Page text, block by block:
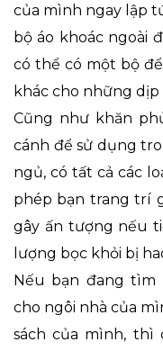
của mình ngay lập
bộ áo khoác ngoài
có thể có một bộ
khác cho những dịp
Cũng như khăn
cánh để sử dụng
ngủ, có tất cả các
phép bạn trang trí
gây ấn tượng nếu
lượng bọc khỏi bị
Nếu bạn đang tìm
cho ngôi nhà của
sách của mình, thì